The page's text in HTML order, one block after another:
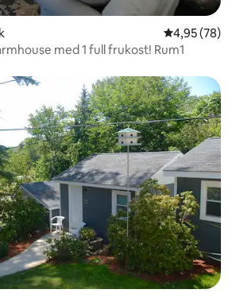
4,95 av 5 i
4,95 (78)
med 1 full frukost! Rum1